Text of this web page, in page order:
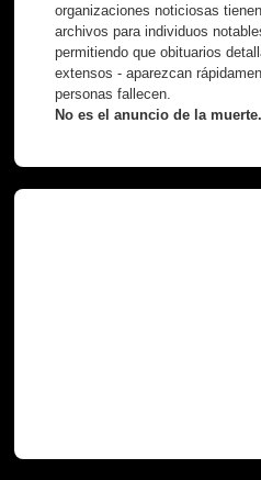
organizaciones noticiosas
archivos para individuos
permitiendo que obituarios
extensos - aparezcan
personas fallecen.
No es el anuncio de la muerte.